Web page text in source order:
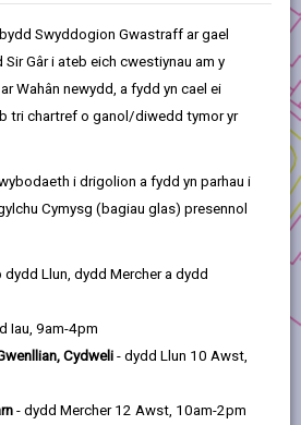
Swyddogion Gwastraff ar gael
Gâr i ateb eich cwestiynau am y
Wahân newydd, a fydd yn cael ei
tri chartref o ganol/diwedd tymor yr
i drigolion a fydd yn parhau i
Cymysg (bagiau glas) presennol
dydd Llun, dydd Mercher a dydd
Iau, 9am-4pm
Cydweli- dydd Llun 10 Awst,
- dydd Mercher 12 Awst, 10am-2pm
Datblygu
Amserlen ddatblygu
- Cyfle Datblygu
yn newid
Tyisha
mewn partneriaeth